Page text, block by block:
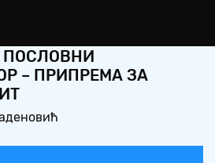
ПОСЛОВНИ
– ПРИПРЕМА ЗА